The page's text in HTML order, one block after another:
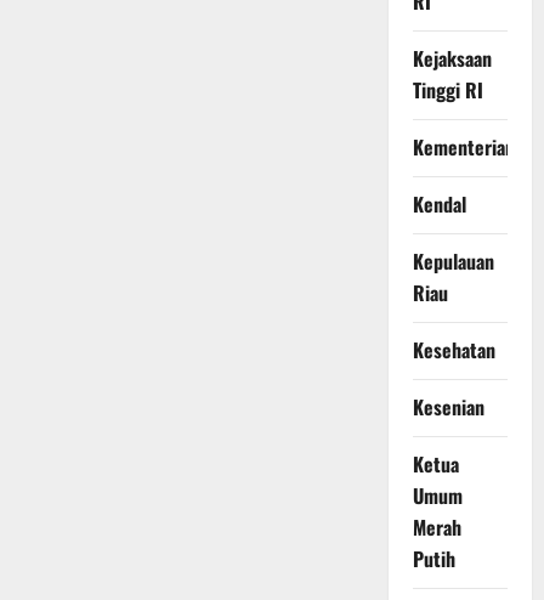
Kejaksaan
Tinggi RI
Kementerian
Kendal
Kepulauan
Riau
Kesehatan
Kesenian
Ketua
Umum
Merah
Putih